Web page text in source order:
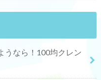
うなら！100均クレン